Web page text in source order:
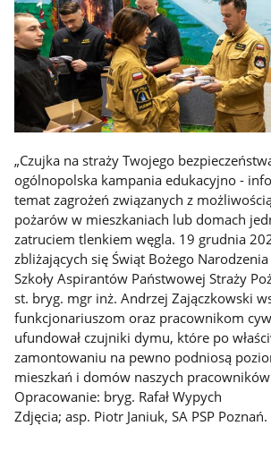
„Czujka na straży Twojego
ogólnopolska kampania edukacyjno -
temat zagrożeń związanych z
pożarów w mieszkaniach lub domach
zatruciem tlenkiem węgla. 19 grudnia
zbliżających się Świąt Bożego
Szkoły Aspirantów Państwowej Straży
st. bryg. mgr inż. Andrzej Zajączkowski
funkcjonariuszom oraz pracownikom
ufundował czujniki dymu, które po
zamontowaniu na pewno podniosą
mieszkań i domów naszych
Opracowanie: bryg. Rafał Wypych
Zdjęcia; asp. Piotr Janiuk, SA PSP Poznań.